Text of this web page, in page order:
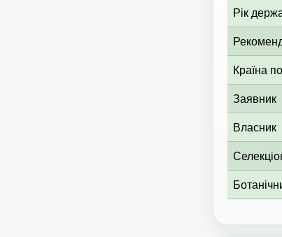
Рік
Країна
Заявник
Власник